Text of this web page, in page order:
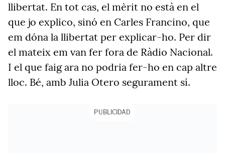
llibertat. En tot cas, el mèrit no està en el
que jo explico, sinó en Carles Francino, que
em dóna la llibertat per explicar-ho. Per dir
el mateix em van fer fora de Ràdio Nacional.
I el que faig ara no podria fer-ho en cap altre
lloc. Bé, amb Julia Otero segurament sí.
PUBLICIDAD